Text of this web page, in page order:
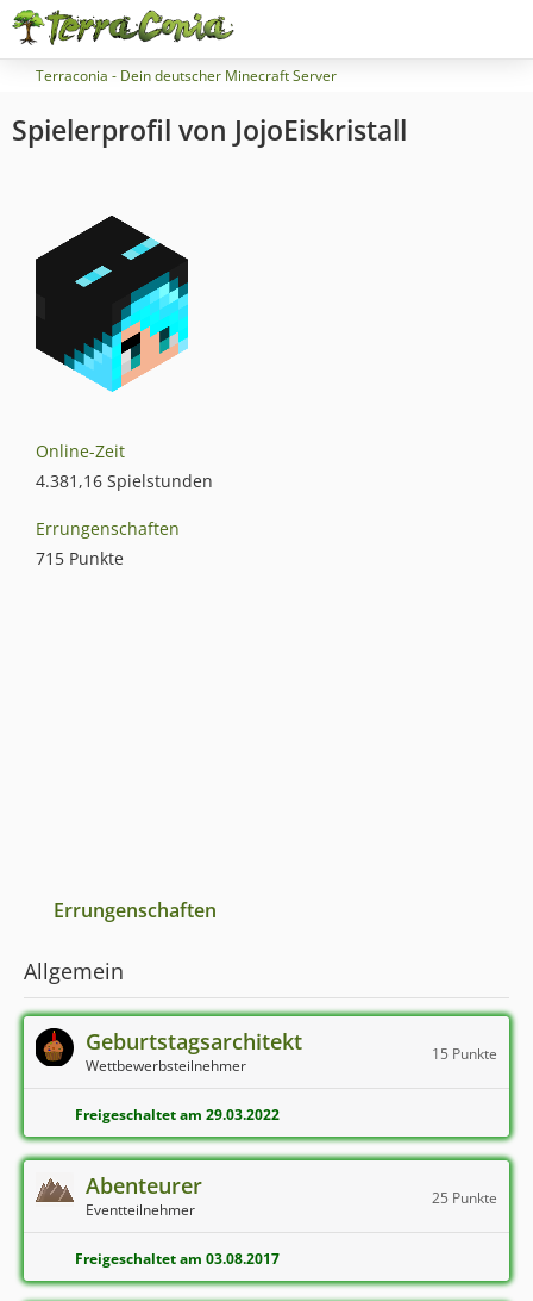
Terraconia - Dein deutscher Minecraft Server
Spielerprofil von JojoEiskristall
Online-Zeit
4.381,16 Spielstunden
Errungenschaften
715 Punkte
Errungenschaften
Allgemein
Geburtstagsarchitekt
Wettbewerbsteilnehmer
15 Punkte
Freigeschaltet am 29.03.2022
Abenteurer
Eventteilnehmer
25 Punkte
Freigeschaltet am 03.08.2017